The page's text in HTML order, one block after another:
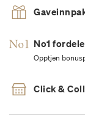
No1
Opptjen
Click &